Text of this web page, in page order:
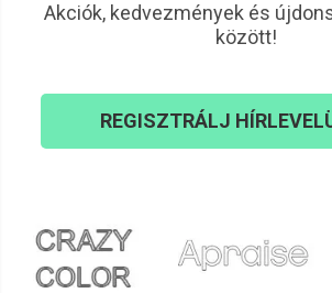
Akciók, kedvezmények és
között!
REGISZTRÁLJ